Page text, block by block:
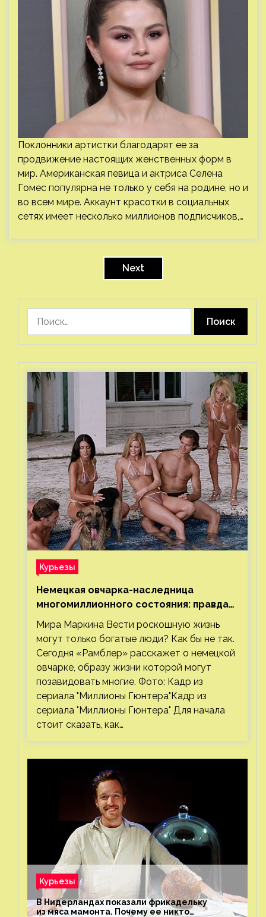
Поклонники артистки благодарят ее за
продвижение настоящих женственных форм в
мир. Американская певица и актриса Селена
Гомес популярна не только у себя на родине, но и
во всем мире. Аккаунт красотки в социальных
сетях имеет несколько миллионов подписчиков,…
Next
Курьезы
Немецкая овчарка-наследница
многомиллионного состояния: правда
или миф
Мира Маркина Вести роскошную жизнь
могут только богатые люди? Как бы не так.
Сегодня «Рамблер» расскажет о немецкой
овчарке, образу жизни которой могут
позавидовать многие. Фото: Кадр из
сериала "Миллионы Гюнтера"Кадр из
сериала "Миллионы Гюнтера" Для начала
стоит сказать, как…
Курьезы
В Нидерландах показали фрикадельку
из мяса мамонта. Почему ее никто